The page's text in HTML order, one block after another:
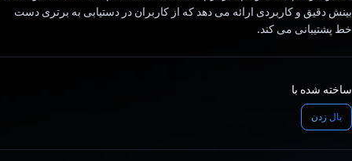
بینش دقیق و کاربردی ارائه می دهد که از کاربران در دستیابی به برتری دست
خط پشتیبانی می کند.
ساخته شده با
بال زدن